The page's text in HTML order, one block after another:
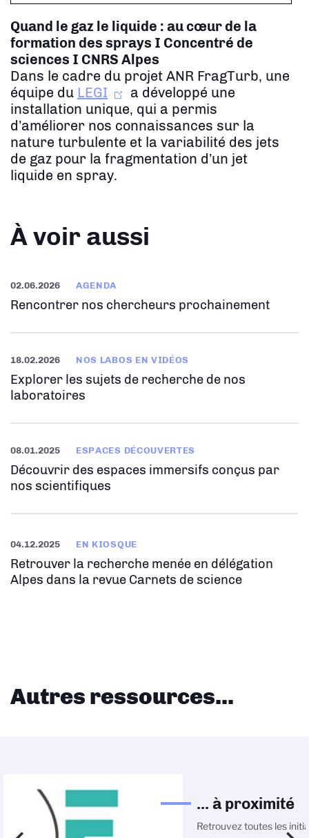
Quand le gaz le liquide : au cœur de la
formation des sprays I Concentré de
sciences I CNRS Alpes
Dans le cadre du projet ANR FragTurb, une
équipe du LEGI
a développé une
installation unique, qui a permis
d’améliorer nos connaissances sur la
nature turbulente et la variabilité des jets
de gaz pour la fragmentation d’un jet
liquide en spray.
À voir aussi
02.06.2026 AGENDA
Rencontrer nos chercheurs prochainement
18.02.2026 NOS LABOS EN VIDÉOS
Explorer les sujets de recherche de nos
laboratoires
08.01.2025 ESPACES DÉCOUVERTES
Découvrir des espaces immersifs conçus par
nos scientifiques
04.12.2025 EN KIOSQUE
Retrouver la recherche menée en délégation
Alpes dans la revue Carnets de science
Autres ressources...
... à proximité
Retrouvez toutes les